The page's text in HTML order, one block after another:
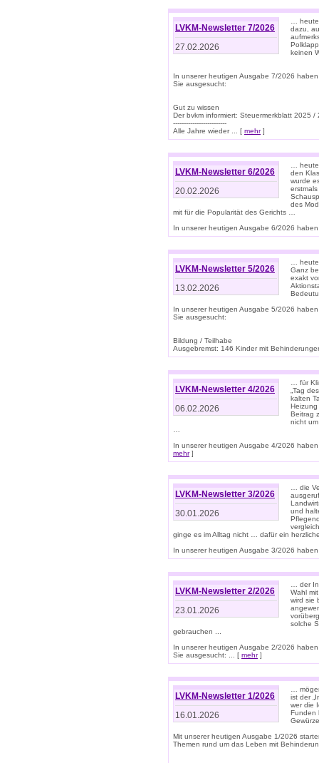
LVKM-Newsletter 7/2026
27.02.2026
…
dazu,
keinen
In unserer heutigen Ausgabe 7/2026
Sie ausgesucht:
Gut zu wissen
Der bvkm informiert: Steuermerkblatt 2025 /
-------------------------
Alle Jahre wieder ... [ mehr]
LVKM-Newsletter 6/2026
20.02.2026
…
den
wurde
des
mit für die Popularität des Gerichts …
In unserer heutigen Ausgabe 6/2026
LVKM-Newsletter 5/2026
13.02.2026
…
Ganz
exakt
In unserer heutigen Ausgabe 5/2026
Sie ausgesucht:
Bildung / Teilhabe
Ausgebremst: 146 Kinder mit
LVKM-Newsletter 4/2026
06.02.2026
… für
„Tag
kalten
Beitrag
nicht
In unserer heutigen Ausgabe 4/2026
mehr]
LVKM-Newsletter 3/2026
30.01.2026
… die
und
ginge es im Alltag nicht … dafür ein
In unserer heutigen Ausgabe 3/2026
LVKM-Newsletter 2/2026
23.01.2026
… der
Wahl
wird sie
solche
gebrauchen ...
In unserer heutigen Ausgabe 2/2026
Sie ausgesucht: ... [ mehr]
LVKM-Newsletter 1/2026
16.01.2026
…
ist der
wer die
Funden
Mit unserer heutigen Ausgabe 1/2026
Themen rund um das Leben mit